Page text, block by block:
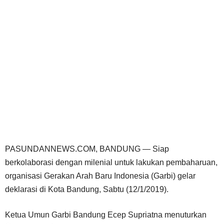
PASUNDANNEWS.COM, BANDUNG — Siap
berkolaborasi dengan milenial untuk lakukan pembaharuan,
organisasi Gerakan Arah Baru Indonesia (Garbi) gelar
deklarasi di Kota Bandung, Sabtu (12/1/2019).
Ketua Umun Garbi Bandung Ecep Supriatna menuturkan